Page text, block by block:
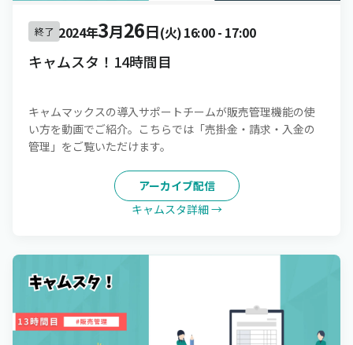
終了 2024年3月26日(火)16:00- 17:00
キャムスタ！14時間目
キャムマックスの導入サポートチームが販売管理機能の使
い方を動画でご紹介。こちらでは「売掛金・請求・入金の
管理」をご覧いただけます。
アーカイブ配信
キャムスタ詳細 →